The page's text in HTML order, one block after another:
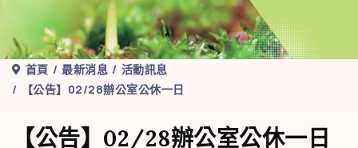
首頁 最新消息
活動訊息
【公告】02/28辦公室公休一日
【公告】02/28辦公室公休一日